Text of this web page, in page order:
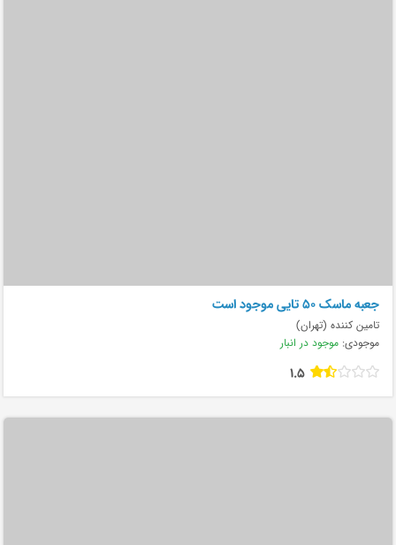
جعبه ماسک ۵۰ تایی موجود است
تامین کننده (تهران)
موجودی: موجود در انبار
1.5